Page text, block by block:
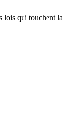
lois qui touchent la